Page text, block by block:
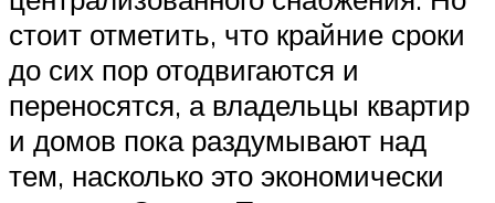
стоит отметить, что крайние сроки
до сих пор отодвигаются и
переносятся, а владельцы квартир
и домов пока раздумывают над
тем, насколько это экономически